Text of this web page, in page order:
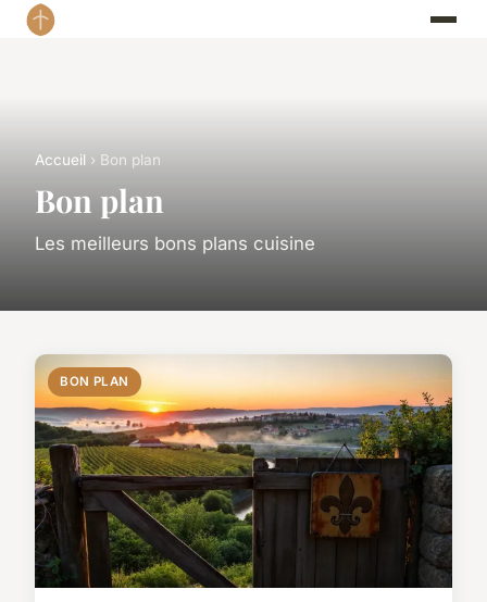
Accueil › Bon plan
Bon plan
Les meilleurs bons plans cuisine
BON PLAN